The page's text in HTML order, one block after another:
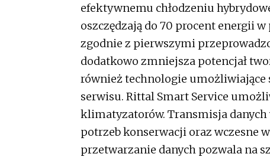
efektywnemu chłodzeniu
oszczędzają do 70 procent energii
zgodnie z pierwszymi
dodatkowo zmniejsza potencjał
również technologie umożliwiające
serwisu. Rittal Smart Service
klimatyzatorów. Transmisja
potrzeb konserwacji oraz wczesne
przetwarzanie danych pozwala na